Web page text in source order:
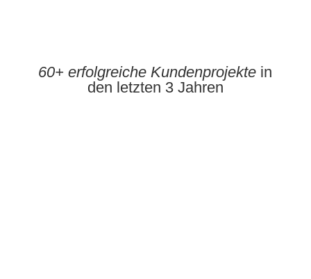
60+ erfolgreiche Kundenprojekte in
den letzten 3 Jahren